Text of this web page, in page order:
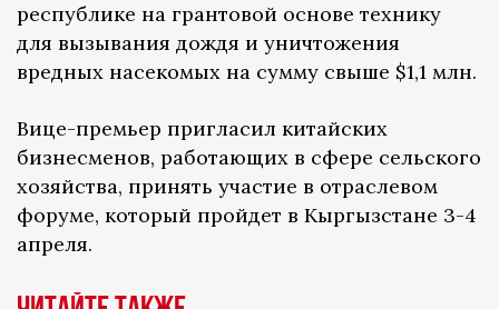
республике на грантовой основе технику
для вызывания дождя и уничтожения
вредных насекомых на сумму свыше $1,1 млн.
Вице-премьер пригласил китайских
бизнесменов, работающих в сфере сельского
хозяйства, принять участие в отраслевом
форуме, который пройдет в Кыргызстане 3-4
апреля.